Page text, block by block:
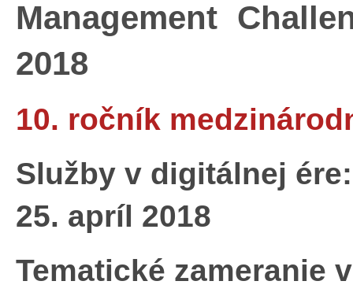
Management
2018
10. ročník
Služby v digitálnej
25. apríl 2018
Tematické zameranie